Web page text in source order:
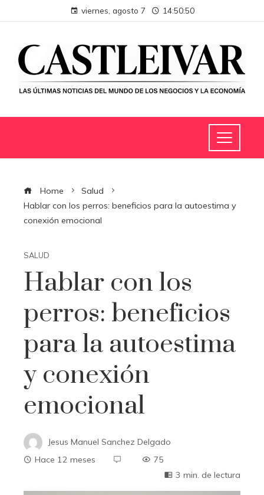
viernes, agosto 7 14:50:51
Home
Salud
Hablar con los perros: beneficios para la autoestima y
conexión emocional
SALUD
Hablar con los
perros: beneficios
para la autoestima
y conexión
emocional
Jesus Manuel Sanchez Delgado
Hace 12 meses
75
3 min. de lectura